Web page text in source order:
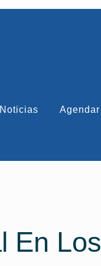
Noticias Agendar
En